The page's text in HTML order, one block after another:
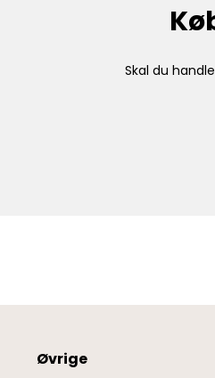
Skal du
Øvrige